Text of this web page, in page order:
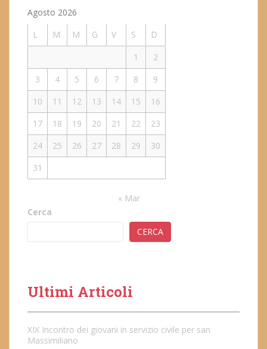
Agosto 2026
L
M M G V S
D
1
2
3
4 5 6 7 8
9
10
11 12 13 14 15
16
17
18 19 20 21 22
23
24
25 26 27 28 29
30
31
« Mar
Cerca
CERCA
Ultimi Articoli
XIX Incontro dei giovani in servizio civile per san
Massimiliano